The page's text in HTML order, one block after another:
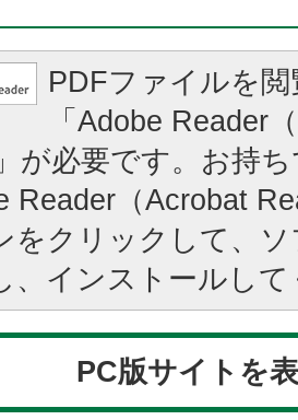
PDFファイルを
「Adobe Reader
が必要です。お持
Reader（Acrobat
をクリックして、
、インストールし
PC版サイトを